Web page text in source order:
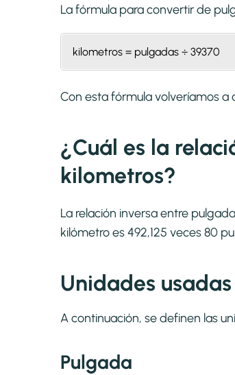
La fórmula para convertir de
kilometros = pulgadas ÷ 39370
Con esta fórmula volveríamos
¿Cuál es la
kilometros?
La relación inversa entre
kilómetro es 492,125 veces 80
Unidades
A continuación, se definen las
Pulgada